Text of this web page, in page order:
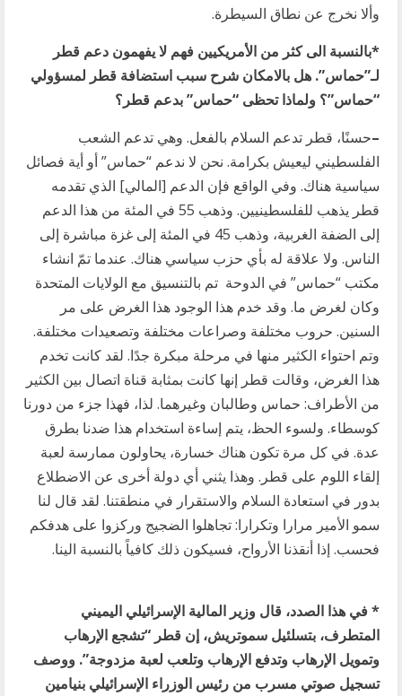
وألا نخرج عن نطاق السيطرة.
*بالنسبة الى كثر من الأمريكيين فهم لا يفهمون دعم قطر
لـ”حماس”. هل بالامكان شرح سبب استضافة قطر لمسؤولي
“حماس”؟ ولماذا تحظى “حماس” بدعم قطر؟
–حسنًا، قطر تدعم السلام بالفعل. وهي تدعم الشعب
الفلسطيني ليعيش بكرامة. نحن لا ندعم “حماس” أو أية فصائل
سياسية هناك. وفي الواقع فإن الدعم [المالي] الذي تقدمه
قطر يذهب للفلسطينيين. وذهب 55 في المئة من هذا الدعم
إلى الضفة الغربية، وذهب 45 في المئة إلى غزة مباشرة إلى
الناس. ولا علاقة له بأي حزب سياسي هناك. عندما تمّ انشاء
مكتب “حماس” في الدوحة تم بالتنسيق مع الولايات المتحدة
وكان لغرض ما. وقد خدم هذا الوجود هذا الغرض على مر
السنين. حروب مختلفة وصراعات مختلفة وتصعيدات مختلفة.
وتم احتواء الكثير منها في مرحلة مبكرة جدًا. لقد كانت تخدم
هذا الغرض، وقالت قطر إنها كانت بمثابة قناة اتصال بين الكثير
من الأطراف: حماس وطالبان وغيرهما. لذا، فهذا جزء من دورنا
كوسطاء. ولسوء الحظ، يتم إساءة استخدام هذا ضدنا بطرق
عدة. في كل مرة تكون هناك خسارة، يحاولون ممارسة لعبة
إلقاء اللوم على قطر. وهذا يثني أي دولة أخرى عن الاضطلاع
بدور في استعادة السلام والاستقرار في منطقتنا. لقد قال لنا
سمو الأمير مرارا وتكرارا: تجاهلوا الضجيج وركزوا على هدفكم
فحسب. إذا أنقذنا الأرواح، فسيكون ذلك كافياً بالنسبة الينا.
* في هذا الصدد، قال وزير المالية الإسرائيلي اليميني
المتطرف، بتسلئيل سموتريش، إن قطر “تشجع الإرهاب
وتمويل الإرهاب وتدفع الإرهاب وتلعب لعبة مزدوجة”. ووصف
تسجيل صوتي مسرب من رئيس الوزراء الإسرائيلي بنيامين